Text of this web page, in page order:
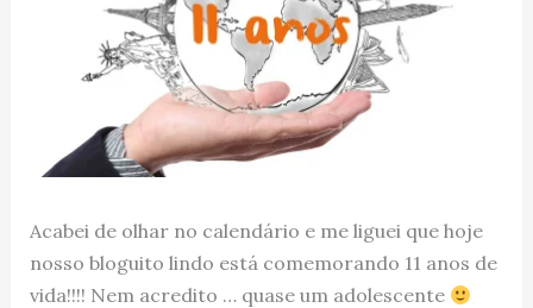
Acabei de olhar no calendário e me liguei que hoje
nosso bloguito lindo está comemorando 11 anos de
vida!!!! Nem acredito … quase um adolescente